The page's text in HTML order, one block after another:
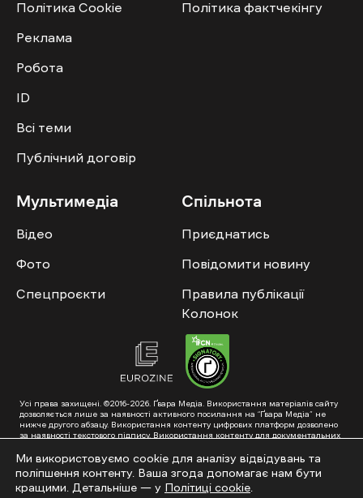
Політика Cookie
Реклама
Робота
ID
Всі теми
Публічний договір
Політика фактчекінгу
Мультимедіа
Відео
Фото
Спецпроєкти
Спільнота
Приєднатись
Повідомити новину
Правила публікації
Колонок
Усі права захищені. ©2016-2026. Ґвара Медіа. Використання матеріалів сайту
дозволяється лише за наявності активного посилання на “Ґвара Медіа” не
нижче другого абзацу. Використання контенту цифрових платформ дозволено
за наявності текстового підпису. Використання контенту для документальних
схвалення від редакції.
Суб’єкт у сфері онлайн-медіа; ідентифікатор медіа – R40-01353. Поштова
адреса: ГО «Ґвара Медіа», 61057, Харків, вул. Гоголя, 14, абонентська скринька
№7400
Ми використовуємо cookie для аналізу відвідувань та
поліпшення контенту. Ваша згода допомагає нам бути
кращими. Детальніше — у Політиці cookie